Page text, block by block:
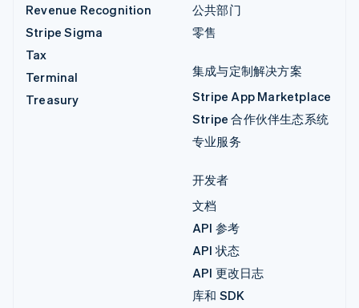
Revenue Recognition
Stripe Sigma
Tax
Terminal
Treasury
公共部门
零售
集成与定制解决方案
Stripe App Marketplace
Stripe 合作伙伴生态系统
专业服务
开发者
文档
API 参考
API 状态
API 更改日志
库和 SDK